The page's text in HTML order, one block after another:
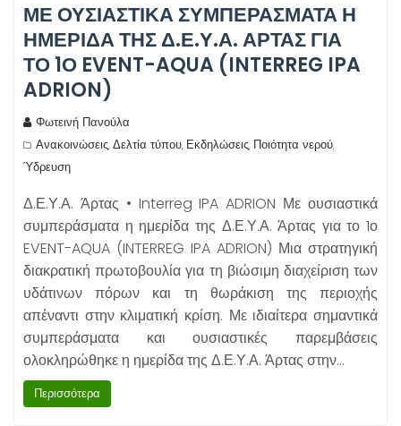
ΜΕ ΟΥΣΙΑΣΤΙΚΆ ΣΥΜΠΕΡΆΣΜΑΤΑ Η
ΗΜΕΡΊΔΑ ΤΗΣ Δ.Ε.Υ.Α. ΆΡΤΑΣ ΓΙΑ
ΤΟ 1Ο EVENT-AQUA (INTERREG IPA
ADRION)
Φωτεινή Πανούλα
Ανακοινώσεις, Δελτία τύπου, Εκδηλώσεις, Ποιότητα νερού,
Ύδρευση
Δ.Ε.Υ.Α. Άρτας • Interreg IPA ADRION Με ουσιαστικά
συμπεράσματα η ημερίδα της Δ.Ε.Υ.Α. Άρτας για το 1ο
EVENT-AQUA (INTERREG IPA ADRION) Μια στρατηγική
διακρατική πρωτοβουλία για τη βιώσιμη διαχείριση των
υδάτινων πόρων και τη θωράκιση της περιοχής
απέναντι στην κλιματική κρίση. Με ιδιαίτερα σημαντικά
συμπεράσματα και ουσιαστικές παρεμβάσεις
ολοκληρώθηκε η ημερίδα της Δ.Ε.Υ.Α. Άρτας στην…
Περισσότερα